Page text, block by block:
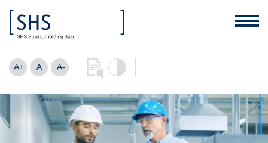
A+ A A-